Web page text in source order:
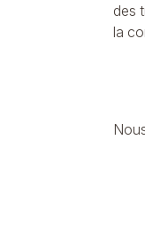
des
la